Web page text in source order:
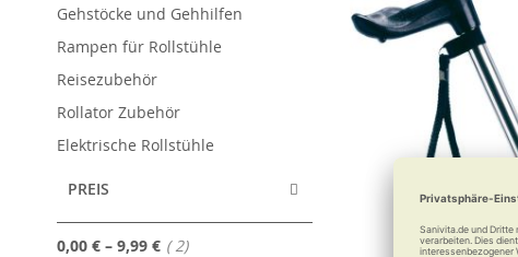
Gehstöcke und Gehhilfen
Rampen für Rollstühle
Reisezubehör
Rollator Zubehör
Elektrische Rollstühle
PREIS
0,00 € – 9,99 € 2Artikel